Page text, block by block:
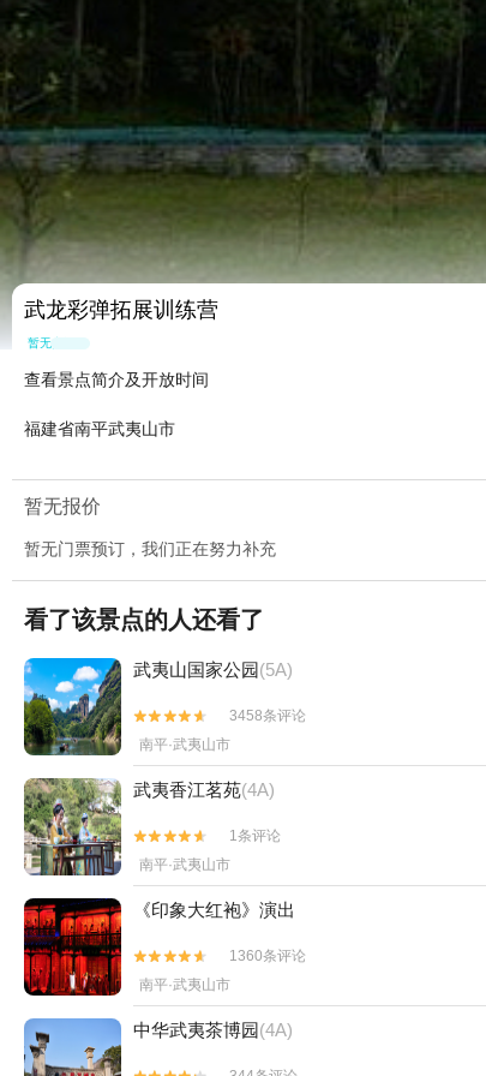
武龙彩弹拓展训练营
暂无点评
查看景点简介及开放时间
福建省南平武夷山市
暂无报价
暂无门票预订，我们正在努力补充
看了该景点的人还看了
武夷山国家公园(5A)


3458条评论
南平·武夷山市
武夷香江茗苑(4A)


1条评论
南平·武夷山市
《印象大红袍》演出


1360条评论
南平·武夷山市
中华武夷茶博园(4A)